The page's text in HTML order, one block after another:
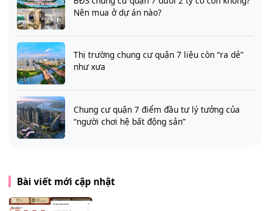
Nên mua ở dự án nào?
Thị trường chung cư quận 7 liệu còn “ra dẻ”
như xưa
Chung cư quận 7 điểm đầu tư lý tưởng của
“người chơi hệ bất động sản”
Bài viết mới cập nhật